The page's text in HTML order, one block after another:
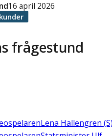
frågestund
16 april 2026
Lena Hallengren